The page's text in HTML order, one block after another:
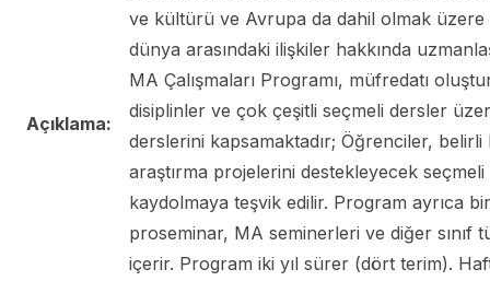
Açıklama:
ve kültürü ve Avrupa da dahil olmak üzere
dünya arasındaki ilişkiler hakkında
MA Çalışmaları Programı, müfredatı
disiplinler ve çok çeşitli seçmeli dersler
derslerini kapsamaktadır; Öğrenciler, belirli
araştırma projelerini destekleyecek seçmeli
kaydolmaya teşvik edilir. Program ayrıca
proseminar, MA seminerleri ve diğer sınıf
içerir. Program iki yıl sürer (dört terim).